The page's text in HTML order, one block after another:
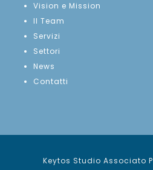
Vision e Mission
Il Team
Servizi
Settori
News
Contatti
Keytos Studio Associato